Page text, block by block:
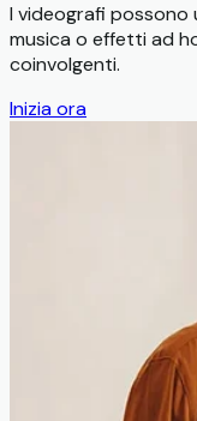
I videografi possono
musica o effetti ad
coinvolgenti.
Inizia ora